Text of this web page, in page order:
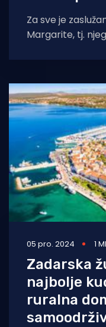
Za sve je
Margarite, tj.
05 pro. 2024 1
Zadarska
najbolje
ruralna